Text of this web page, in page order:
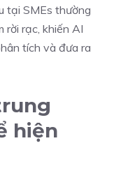
tại SMEs thường
rời rạc, khiến AI
tích và đưa ra
hiện